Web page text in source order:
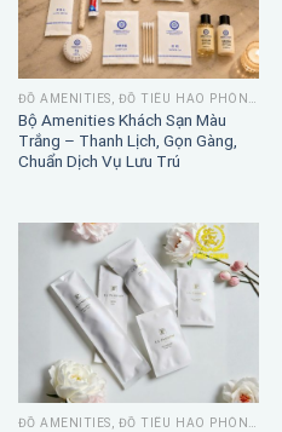
Bộ Amenities Khách Sạn Màu
Trắng – Thanh Lịch, Gọn Gàng,
Chuẩn Dịch Vụ Lưu Trú